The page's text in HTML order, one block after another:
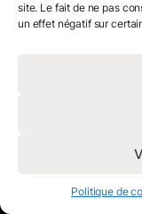
site. Le fait de ne pas
un effet négatif sur
Politique de